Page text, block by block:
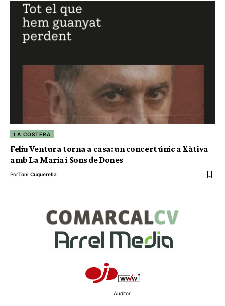
LA COSTERA
Feliu Ventura torna a casa: un concert únic a Xàtiva
amb La Maria i Sons de Dones
PorToni Cuquerella
Auditor